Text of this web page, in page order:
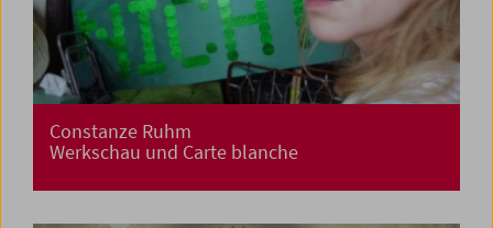
Constanze Ruhm
Werkschau und Carte blanche